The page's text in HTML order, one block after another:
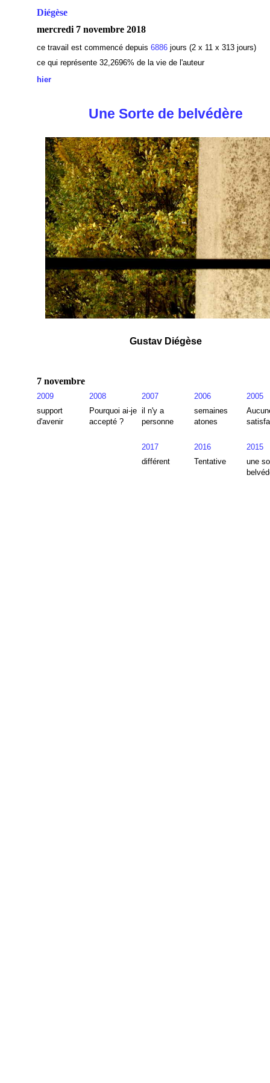
Diégèse
mercredi 7 novembre 2018
ce travail est commencé depuis 6886jours (2 x 11 x 313 jours)
ce qui représente 32,2696% de la vie de l'auteur
hier
Une Sorte de belvédère
Gustav Diégèse
7 novembre
2009 2008 2007 2006
2005
support
d'avenir
Pourquoi ai-je
accepté ?
il n'y a
personne
semaines
atones
2017 2016
2015
différent
Tentative
une